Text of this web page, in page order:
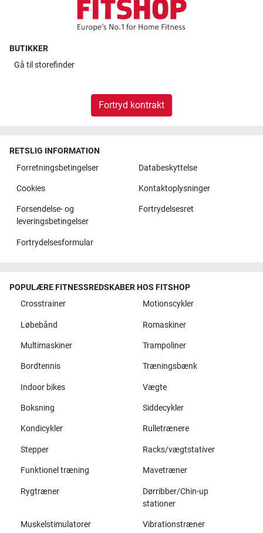
BUTIKKER
Gå til storefinder
Fortryd kontrakt
RETSLIG INFORMATION
Forretningsbetingelser
Databeskyttelse
Cookies Kontaktoplysninger
Forsendelse- og
leveringsbetingelser
Fortrydelsesret
Fortrydelsesformular
POPULÆRE FITNESSREDSKABER HOS FITSHOP
Crosstrainer
Motionscykler
Løbebånd Romaskiner
Multimaskiner Trampoliner
Bordtennis Træningsbænk
Indoor bikes Vægte
Boksning Siddecykler
Kondicykler Rulletrænere
Stepper Racks/vægtstativer
Funktionel træning Mavetræner
Rygtræner
Dørribber/Chin-up
stationer
Muskelstimulatorer Vibrationstræner